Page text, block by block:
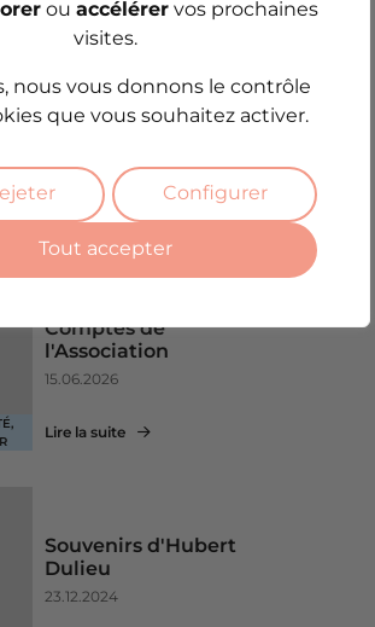
ou accélérervos prochaines
visites.
nous vous donnons le contrôle
que vous souhaitez activer.
Configurer
Tout accepter
des Anciennes & Anciens
Comptes de
l'Association
15.06.2026
Lire la suite
Souvenirs d'Hubert
Dulieu
23.12.2024